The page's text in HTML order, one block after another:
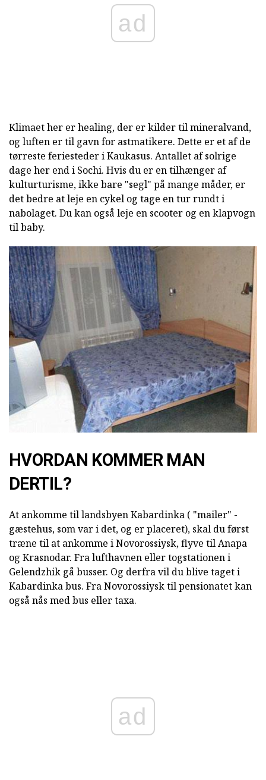
ad
Klimaet her er healing, der er kilder til mineralvand,
og luften er til gavn for astmatikere. Dette er et af de
tørreste feriesteder i Kaukasus. Antallet af solrige
dage her end i Sochi. Hvis du er en tilhænger af
kulturturisme, ikke bare "segl" på mange måder, er
det bedre at leje en cykel og tage en tur rundt i
nabolaget. Du kan også leje en scooter og en klapvogn
til baby.
HVORDAN KOMMER MAN
DERTIL?
At ankomme til landsbyen Kabardinka ( "mailer" -
gæstehus, som var i det, og er placeret), skal du først
træne til at ankomme i Novorossiysk, flyve til Anapa
og Krasnodar. Fra lufthavnen eller togstationen i
Gelendzhik gå busser. Og derfra vil du blive taget i
Kabardinka bus. Fra Novorossiysk til pensionatet kan
også nås med bus eller taxa.
ad